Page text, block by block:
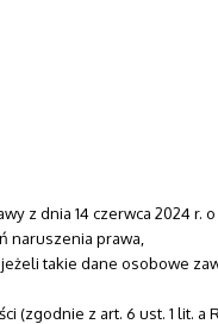
z dnia 14 czerwca 2024 r.
naruszenia prawa,
takie dane osobowe
(zgodnie z art. 6 ust. 1 lit. a